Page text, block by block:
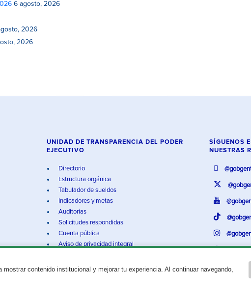
6 agosto, 2026
2026
2026
mostrar contenido institucional y mejorar tu experiencia. Al continuar navegando,
UNIDAD DE TRANSPARENCIA DEL PODER
EJECUTIVO
Directorio
Estructura orgánica
Tabulador de sueldos
Indicadores y metas
Auditorías
Solicitudes respondidas
Cuenta pública
Aviso de privacidad integral
SÍGUENOS
NUESTRAS
del Estado de Guanajuato